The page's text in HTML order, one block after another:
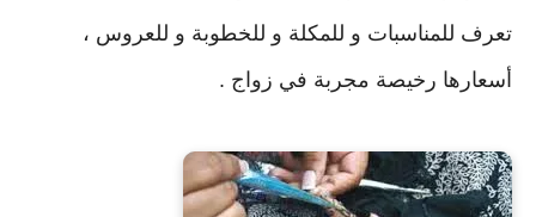
تعرف للمناسبات و للمكلة و للخطوبة و للعروس ،
أسعارها رخيصة مجربة في زواج .